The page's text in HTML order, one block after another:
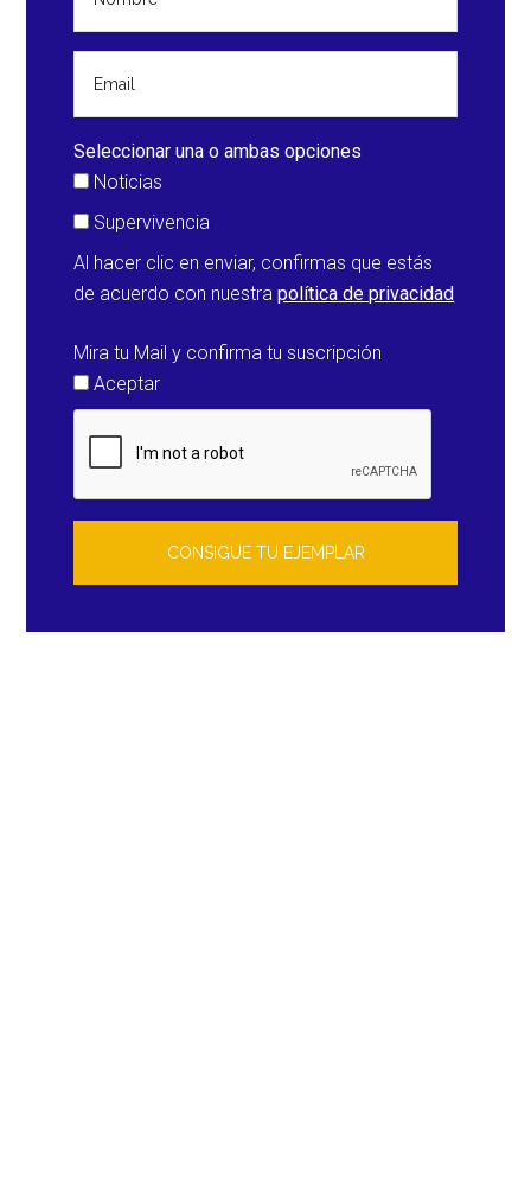
Seleccionar una o ambas opciones
Noticias
Supervivencia
Al hacer clic en enviar, confirmas que estás
de acuerdo con nuestrapolítica de privacidad
Mira tu Mail y confirma tu suscripción
Aceptar